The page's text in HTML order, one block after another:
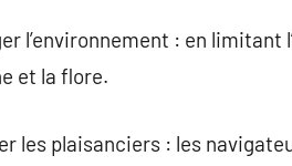
l’environnement : en limitant
et la flore.
les plaisanciers : les